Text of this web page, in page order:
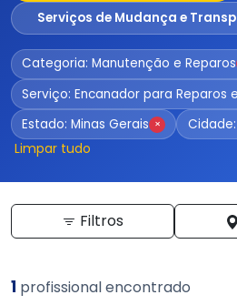
Serviços de Mudança e
Categoria: Manutenção e Reparos
Serviço: Encanador para Reparos
Estado: Minas Gerais ×
Limpar tudo
Filtros
1 profissional encontrado